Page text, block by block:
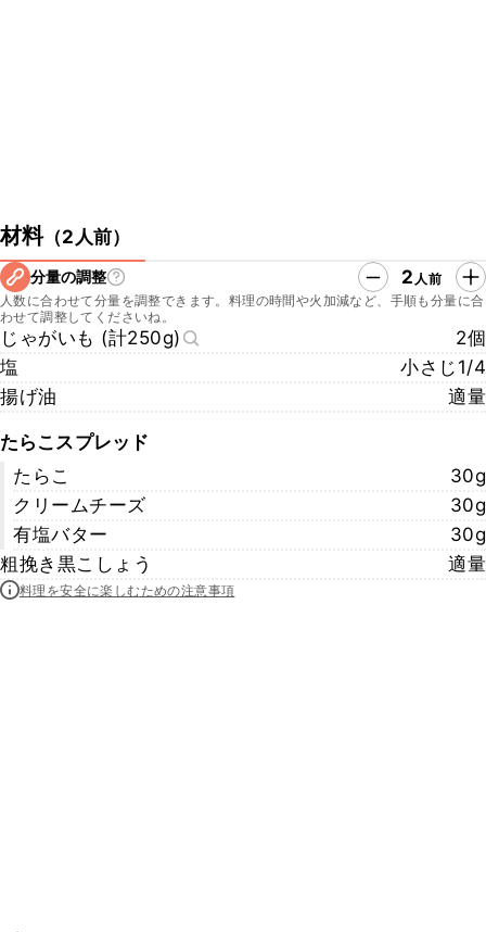
材料（2人前）
分量の調整 2 人前
人数に合わせて分量を調整できます。料理の時間や火加減など、手順も分量に合
わせて調整してくださいね。
じゃがいも (計250g)
2個
塩
小さじ1/4
揚げ油
適量
たらこスプレッド
たらこ
30g
クリームチーズ
30g
有塩バター
30g
粗挽き黒こしょう
適量
料理を安全に楽しむための注意事項